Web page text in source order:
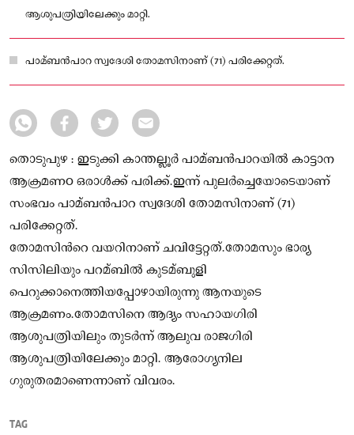
ആശുപത്രിയിലേക്കും മാറ്റി.
പാമ്ബൻപാറ സ്വദേശി തോമസിനാണ് (71) പരിക്കേറ്റത്.
തൊടുപുഴ : ഇടുക്കി കാന്തല്ലൂർ പാമ്ബൻപാറയില്‍ കാട്ടാന
ആക്രമണo ഒരാള്‍ക്ക് പരിക്ക്.ഇന്ന് പുലർച്ചെയോടെയാണ്
സംഭവം പാമ്ബൻപാറ സ്വദേശി തോമസിനാണ് (71)
പരിക്കേറ്റത്.
തോമസിന്‍റെ വയറിനാണ് ചവിട്ടേറ്റത്.തോമസും ഭാര്യ
സിസിലിയും പറമ്ബില്‍ കുടമ്ബുളി
പെറുക്കാനെത്തിയപ്പോഴായിരുന്നു ആനയുടെ
ആക്രമണം.തോമസിനെ ആദ്യം സഹായഗിരി
ആശുപത്രിയിലും തുടർന്ന് ആലുവ രാജഗിരി
ആശുപത്രിയിലേക്കും മാറ്റി. ആരോഗ്യനില
ഗുരുതരമാണെന്നാണ് വിവരം.
TAG